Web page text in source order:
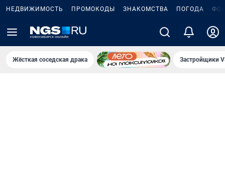
НЕДВИЖИМОСТЬ ПРОМОКОДЫ ЗНАКОМСТВА ПОГОДА
Жёсткая соседская драка Застройщики